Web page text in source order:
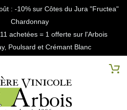
: -10% sur Côtes du Jura "Fructea"
Chardonnay
achetées = 1 offerte sur l'Arbois
Poulsard et Crémant Blanc